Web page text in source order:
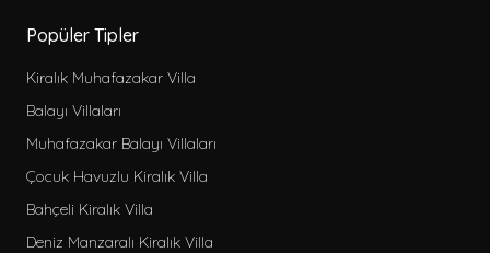
Popüler Tipler
Kiralık Muhafazakar Villa
Balayı Villaları
Muhafazakar Balayı Villaları
Çocuk Havuzlu Kiralık Villa
Bahçeli Kiralık Villa
Deniz Manzaralı Kiralık Villa